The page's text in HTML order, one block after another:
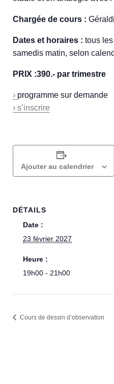
Chargée de cours :
Dates et horaires : tous
samedis matin, selon
PRIX :390.- par trimestre
› programme sur demande
› s’inscrire
Ajouter au calendrier
DÉTAILS
Date :
23 février 2027
Heure :
19h00 - 21h00
Cours de dessin d’observation